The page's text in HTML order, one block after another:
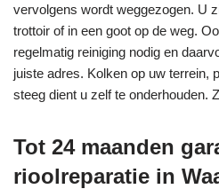
vervolgens wordt weggezogen. U
trottoir of in een goot op de weg.
regelmatig reiniging nodig en
juiste adres. Kolken op uw terrein,
steeg dient u zelf te onderhouden.
Tot 24 maanden
rioolreparatie in